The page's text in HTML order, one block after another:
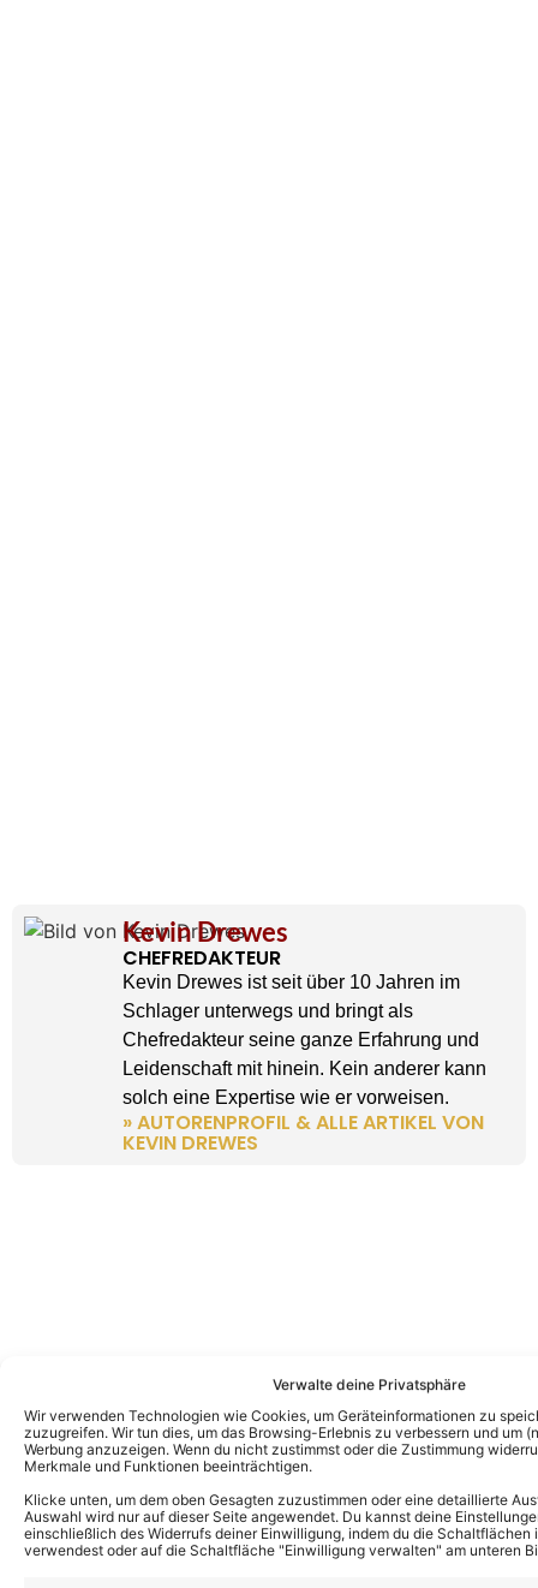
Verwalte deine Privatsphäre
Wir verwenden Technologien wie Cookies, um Geräteinformationen zu
zuzugreifen. Wir tun dies, um das Browsing-Erlebnis zu verbessern und um
Werbung anzuzeigen. Wenn du nicht zustimmst oder die Zustimmung
Merkmale und Funktionen beeinträchtigen.
Klicke unten, um dem oben Gesagten zuzustimmen oder eine detaillierte
Auswahl wird nur auf dieser Seite angewendet. Du kannst deine
einschließlich des Widerrufs deiner Einwilligung, indem du die
verwendest oder auf die Schaltfläche "Einwilligung verwalten" am unteren
Kevin Drewes
CHEFREDAKTEUR
Kevin Drewes ist seit über 10 Jahren im
Schlager unterwegs und bringt als
Chefredakteur seine ganze Erfahrung und
Leidenschaft mit hinein. Kein anderer kann
solch eine Expertise wie er vorweisen.
» AUTORENPROFIL & ALLE ARTIKEL VON
KEVIN DREWES